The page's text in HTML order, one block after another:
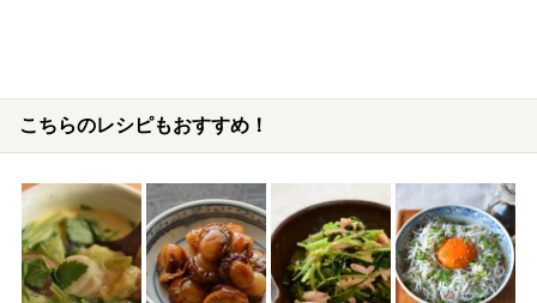
こちらのレシピもおすすめ！